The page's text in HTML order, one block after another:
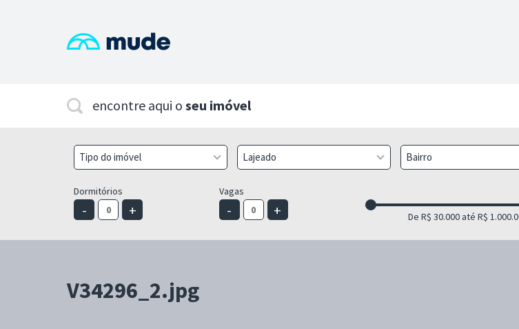
encontre aqui o seu imóvel
Tipo do imóvel Lajeado Bairro
Dormitórios
- +
Vagas
- +
V34296_2.jpg